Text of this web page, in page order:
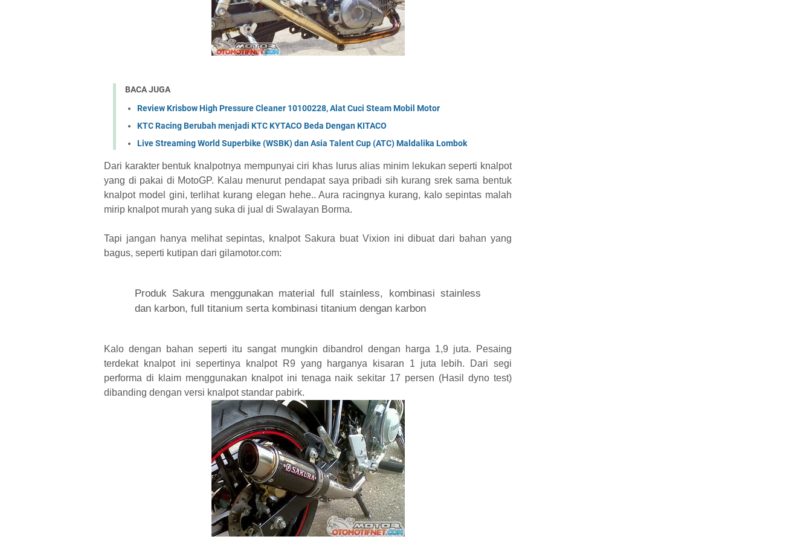
BACA JUGA
Review Krisbow High Pressure Cleaner 10100228, Alat Cuci Steam Mobil Motor
KTC Racing Berubah menjadi KTC KYTACO Beda Dengan KITACO
Live Streaming World Superbike (WSBK) dan Asia Talent Cup (ATC) Maldalika Lombok
Dari karakter bentuk knalpotnya mempunyai ciri khas lurus alias minim lekukan seperti knalpot
yang di pakai di MotoGP. Kalau menurut pendapat saya pribadi sih kurang srek sama bentuk
knalpot model gini, terlihat kurang elegan hehe.. Aura racingnya kurang, kalo sepintas malah
mirip knalpot murah yang suka di jual di Swalayan Borma.
Tapi jangan hanya melihat sepintas, knalpot Sakura buat Vixion ini dibuat dari bahan yang
bagus, seperti kutipan dari gilamotor.com:
Produk Sakura menggunakan material full stainless, kombinasi stainless
dan karbon, full titanium serta kombinasi titanium dengan karbon
Kalo dengan bahan seperti itu sangat mungkin dibandrol dengan harga 1,9 juta. Pesaing
terdekat knalpot ini sepertinya knalpot R9 yang harganya kisaran 1 juta lebih. Dari segi
performa di klaim menggunakan knalpot ini tenaga naik sekitar 17 persen (Hasil dyno test)
dibanding dengan versi knalpot standar pabirk.